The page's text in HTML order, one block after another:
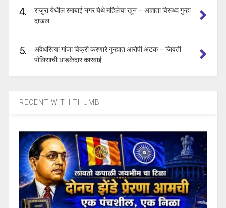
4.
राजुरा येथील रमाबाई नगर येथे महिलेचा खून – अज्ञाता विरूध्द गुन्हा
दाखल
5.
अवैधरित्या गांजा विक्री करणारे गुन्ह्यात आरोपी अटक – जिवती
पोलिसाची धाडकेदार कारवाई.
RECENT WITH THUMB